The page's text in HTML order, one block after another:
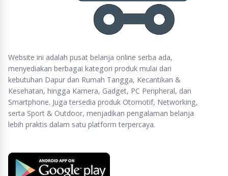
Website ini adalah pusat belanja online serba ada,
menyediakan berbagai kategori produk mulai dari
kebutuhan Dapur dan Rumah Tangga, Kecantikan &
Kesehatan, hingga Kamera, Gadget, PC Peripheral, dan
Smartphone. Juga tersedia produk Otomotif, Networking,
serta Sport & Outdoor, menjadikan pengalaman belanja
lebih praktis dalam satu platform terpercaya.